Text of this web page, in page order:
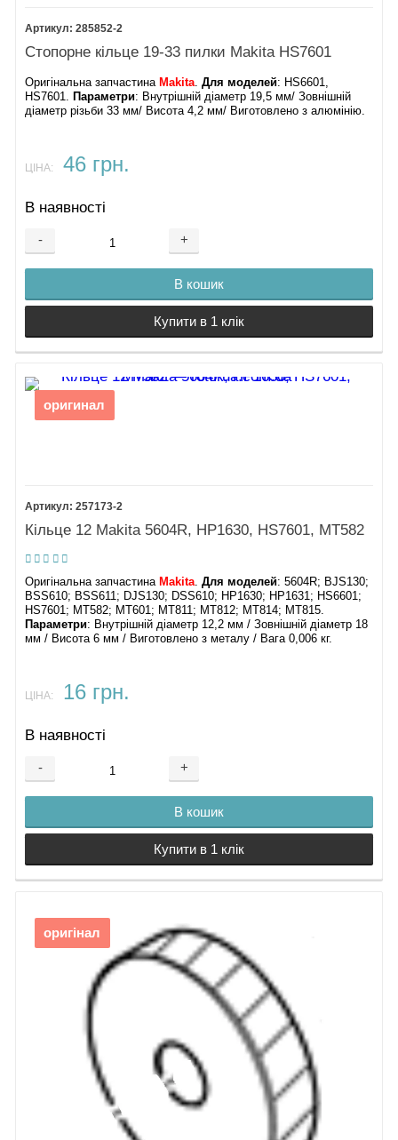
285852-2
Стопорне кільце 19-33 пилки Makita HS7601
Оригінальна запчастина Makita.Для моделей: HS6601,
HS7601. Параметри: Внутрішній діаметр 19,5 мм/ Зовнішній
діаметр різьби 33 мм/ Висота 4,2 мм/ Виготовлено з алюмінію.
ЦІНА: 46 грн.
В наявності
- +
В кошик
Купити в 1 клік
оригинал
257173-2
Кільце 12 Makita 5604R, HP1630, HS7601, MT582
Оригінальна запчастина Makita.Для моделей: 5604R; BJS130;
BSS610; BSS611; DJS130; DSS610; HP1630; HP1631; HS6601;
HS7601; MT582; MT601; MT811; MT812; MT814; MT815.
Параметри: Внутрішній діаметр 12,2 мм / Зовнішній діаметр 18
мм / Висота 6 мм / Виготовлено з металу / Вага 0,006 кг.
ЦІНА: 16 грн.
В наявності
- +
В кошик
Купити в 1 клік
оригінал